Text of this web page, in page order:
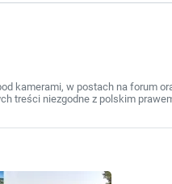
kamerami, w postach na forum
treści niezgodne z polskim